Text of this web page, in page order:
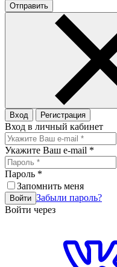
Отправить
Вход Регистрация
Вход в личный кабинет
Укажите Ваш e-mail *
Пароль *
Запомнить меня
Войти Забыли пароль?
Войти через